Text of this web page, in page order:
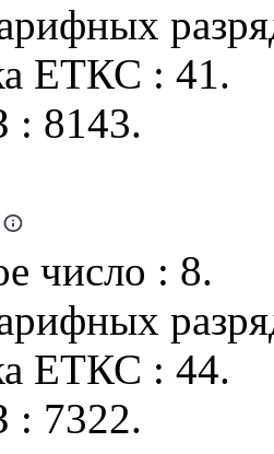
ЕТКС : 41.
: 8143.
число : 8.
ЕТКС : 44.
: 7322.